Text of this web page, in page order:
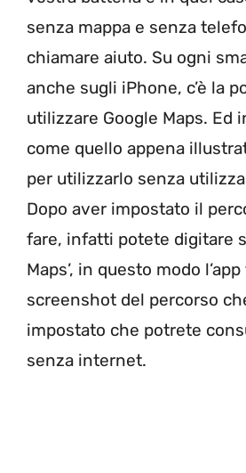
senza mappa e senza
chiamare aiuto. Su ogni
anche sugli iPhone, c’è la
utilizzare Google Maps. Ed
come quello appena
per utilizzarlo senza
Dopo aver impostato il
fare, infatti potete digitare
Maps’, in questo modo
screenshot del percorso
impostato che potrete
senza internet.